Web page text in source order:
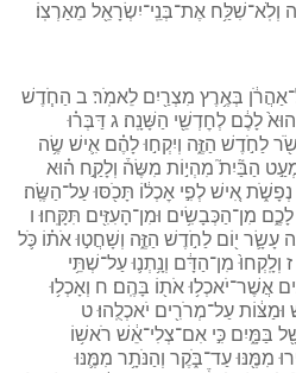
וְלֹֽא־שִׁלַּ֥ח אֶת־בְּנֵֽי־יִשְׂרָאֵ֖ל מֵאַרְצֽוֹ׃
בְּאֶ֥רֶץ מִצְרַ֖יִם לֵאמֹֽר׃ ב הַחֹ֧דֶשׁ
לָכֶ֔ם לְחׇדְשֵׁ֖י הַשָּׁנָֽה׃ ג דַּבְּר֗וּ
לַחֹ֣דֶשׁ הַזֶּ֑ה וְיִקְח֣וּ לָהֶ֗ם אִ֛ישׁ שֶׂ֥ה
הַבַּ֘יִת֮ מִהְי֣וֹת מִשֶּׂה֒ וְלָקַ֣ח ה֗וּא
אִ֚ישׁ לְפִ֣י אׇכְל֔וֹ תָּכֹ֖סּוּ עַל־הַשֶּֽׂה׃
מִן־הַכְּבָשִׂ֥ים וּמִן־הָעִזִּ֖ים תִּקָּֽחוּ׃ ו
עָשָׂ֛ר י֖וֹם לַחֹ֣דֶשׁ הַזֶּ֑ה וְשָׁחֲט֣וּ אֹת֗וֹ כֹּ֛ל
וְלָֽקְחוּ֙ מִן־הַדָּ֔ם וְנָ֥תְנ֛וּ עַל־שְׁתֵּ֥י
אֲשֶׁר־יֹאכְל֥וּ אֹת֖וֹ בָּהֶֽם׃ ח וְאָכְל֥וּ
עַל־מְרֹרִ֖ים יֹאכְלֻֽהוּ׃ ט
בַּמָּ֑יִם כִּ֣י אִם־צְלִי־אֵ֔שׁ רֹאשׁ֥וֹ
מִמֶּ֖נּוּ עַד־בֹּ֑קֶר וְהַנֹּתָ֥ר מִמֶּ֛נּוּ